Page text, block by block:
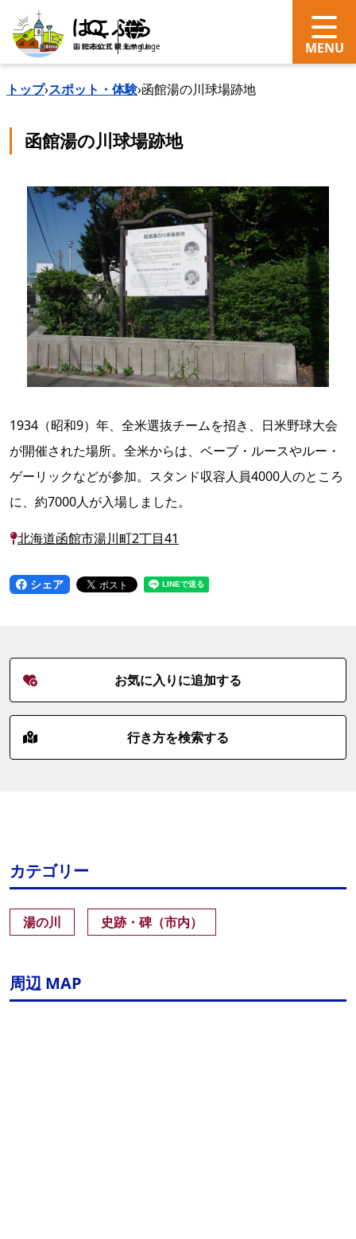
search Language
トップ›スポット・体験›函館湯の川球場跡地
函館湯の川球場跡地
1934（昭和9）年、全米選抜チームを招き、日米野球大会
が開催された場所。全米からは、ベーブ・ルースやルー・
ゲーリックなどが参加。スタンド収容人員4000人のところ
に、約7000人が入場しました。
北海道函館市湯川町2丁目41
シェア
お気に入りに追加する
行き方を検索する
カテゴリー
湯の川 史跡・碑（市内）
周辺 MAP